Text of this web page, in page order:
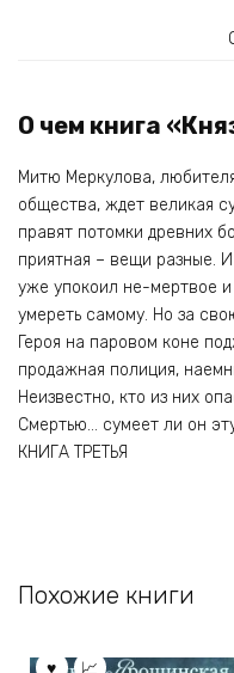
О чем книга
Митю Меркулова,
общества, ждет великая
правят потомки древних
приятная – вещи разные.
уже упокоил не-мертвое
умереть самому. Но за
Героя на паровом коне
продажная полиция,
Неизвестно, кто из них
Смертью… сумеет ли он
КНИГА ТРЕТЬЯ
Похожие книги